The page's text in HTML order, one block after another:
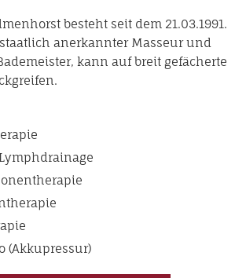
besteht seit dem 21.03.1991.
anerkannter Masseur und
kann auf breit gefächerte
(Akkupressur)